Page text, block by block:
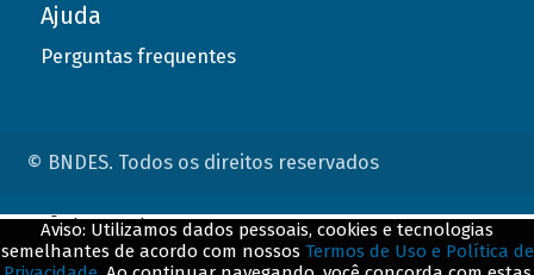
Ajuda
Perguntas frequentes
© BNDES. Todos os direitos reservados
Aviso: Utilizamos dados pessoais, cookies e tecnologias
semelhantes de acordo com nossos Termos de Uso e Política de
ConteÃºdo complementar
${title}${badge}